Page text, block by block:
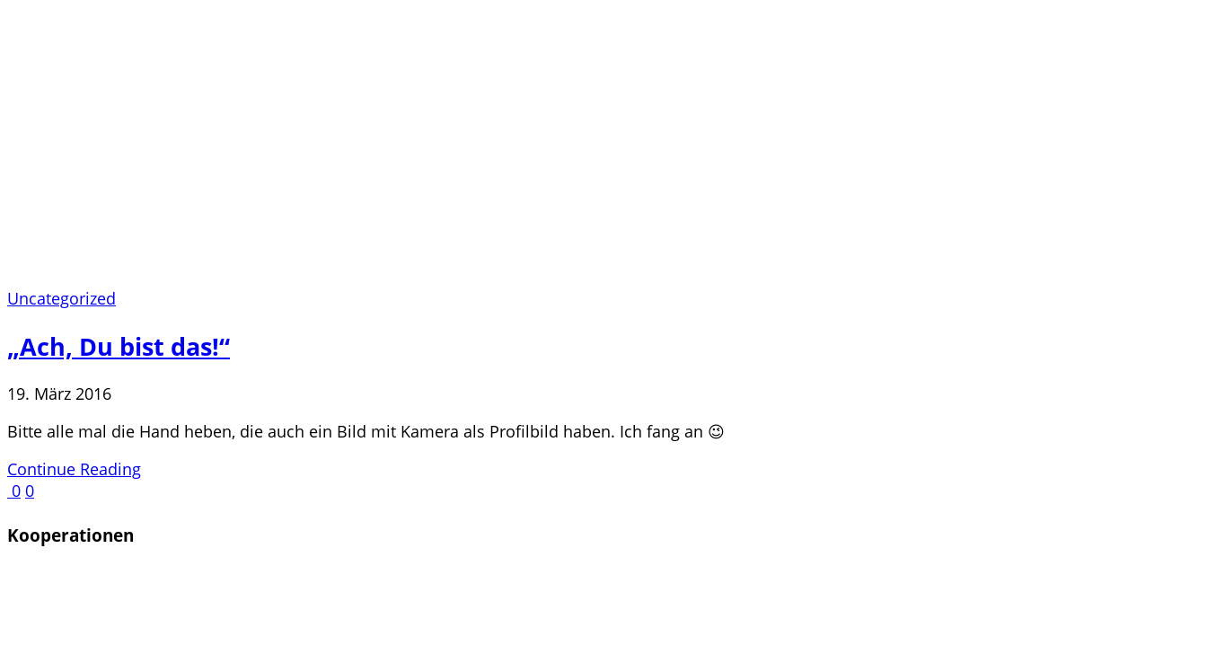
Uncategorized
„Ach, Du bist das!“
19. März 2016
Bitte alle mal die Hand heben, die auch ein Bild mit Kamera als Profilbild haben. Ich fang an 😉
Continue Reading
0 0
Kooperationen